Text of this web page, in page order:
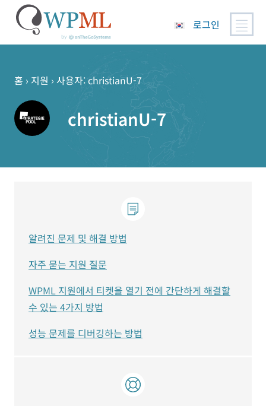
로그인
홈 › 지원 › 사용자: christianU-7
christianU-7
알려진 문제 및 해결 방법
자주 묻는 지원 질문
WPML 지원에서 티켓을 열기 전에 간단하게 해결할
수 있는 4가지 방법
성능 문제를 디버깅하는 방법